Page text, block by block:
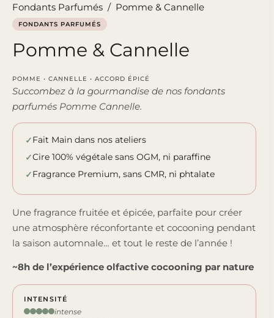
Fondants Parfumés / Pomme & Cannelle
FONDANTS PARFUMÉS
Pomme & Cannelle
POMME • CANNELLE • ACCORD ÉPICÉ
Succombez à la gourmandise de nos fondants
parfumés Pomme Cannelle.
Fait Main dans nos ateliers
Cire 100% végétale sans OGM, ni paraffine
Fragrance Premium, sans CMR, ni phtalate
Une fragrance fruitée et épicée, parfaite pour créer
une atmosphère réconfortante et cocooning pendant
la saison automnale… et tout le reste de l’année !
~8h de l’expérience olfactive cocooning par nature
INTENSITÉ
intense